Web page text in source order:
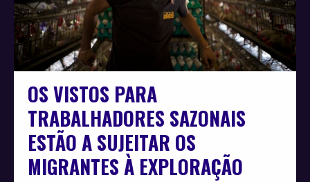
OS VISTOS PARA
TRABALHADORES SAZONAIS
ESTÃO A SUJEITAR OS
MIGRANTES À EXPLORAÇÃO